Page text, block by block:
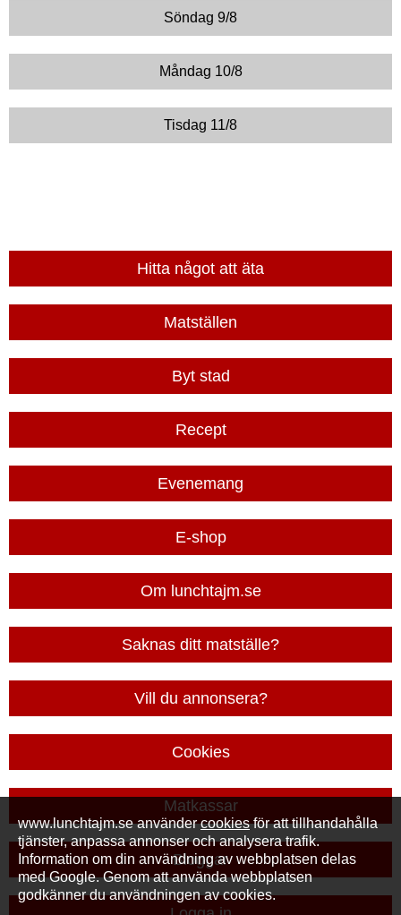
Söndag 9/8
Måndag 10/8
Tisdag 11/8
Hitta något att äta
Matställen
Byt stad
Recept
Evenemang
E-shop
Om lunchtajm.se
Saknas ditt matställe?
Vill du annonsera?
Cookies
Matkassar
Bloggar
www.lunchtajm.se användercookiesför att tillhandahålla
tjänster, anpassa annonser och analysera trafik.
Information om din användning av webbplatsen delas
med Google. Genom att använda webbplatsen
godkänner du användningen av cookies.